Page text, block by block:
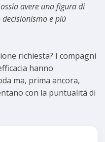
avere una figura di
e più
richiesta? I compagni
hanno
ma, prima ancora,
con la puntualità di